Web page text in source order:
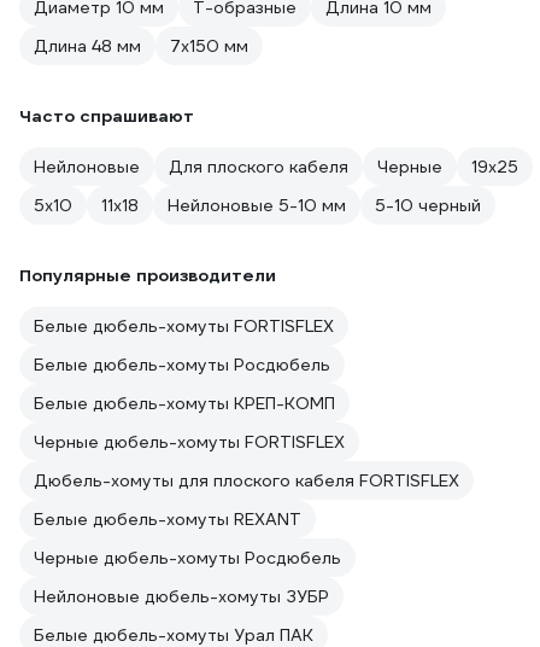
Диаметр 10 мм Т-образные
Длина 10 мм
Длина 48 мм
7х150 мм
Часто спрашивают
Нейлоновые Для плоского кабеля Черные
19х25
5х10
11х18 Нейлоновые 5-10 мм 5-10 черный
Популярные производители
Белые дюбель-хомуты FORTISFLEX
Белые дюбель-хомуты Росдюбель
Белые дюбель-хомуты КРЕП-КОМП
Черные дюбель-хомуты FORTISFLEX
Дюбель-хомуты для плоского кабеля FORTISFLEX
Белые дюбель-хомуты REXANT
Черные дюбель-хомуты Росдюбель
Нейлоновые дюбель-хомуты ЗУБР
Белые дюбель-хомуты Урал ПАК